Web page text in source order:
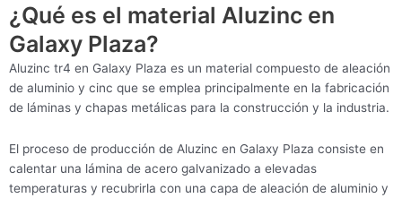
¿Qué es el material Aluzinc en
Galaxy Plaza?
Aluzinc tr4 en Galaxy Plaza es un material compuesto de aleación
de aluminio y cinc que se emplea principalmente en la fabricación
de láminas y chapas metálicas para la construcción y la industria.
El proceso de producción de Aluzinc en Galaxy Plaza consiste en
calentar una lámina de acero galvanizado a elevadas
temperaturas y recubrirla con una capa de aleación de aluminio y